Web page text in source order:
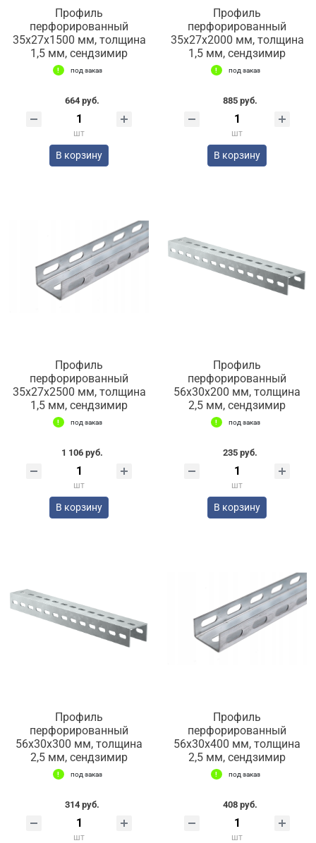
Профиль
перфорированный
35х27х1500 мм, толщина
1,5 мм, сендзимир
под заказ
664 руб.
шт
В корзину
Профиль
перфорированный
35х27х2000 мм, толщина
1,5 мм, сендзимир
под заказ
885 руб.
шт
В корзину
Профиль
перфорированный
35х27х2500 мм, толщина
1,5 мм, сендзимир
под заказ
1 106 руб.
шт
В корзину
Профиль
перфорированный
56х30х200 мм, толщина
2,5 мм, сендзимир
под заказ
235 руб.
шт
В корзину
Профиль
перфорированный
56х30х300 мм, толщина
2,5 мм, сендзимир
под заказ
314 руб.
шт
Профиль
перфорированный
56х30х400 мм, толщина
2,5 мм, сендзимир
под заказ
408 руб.
шт